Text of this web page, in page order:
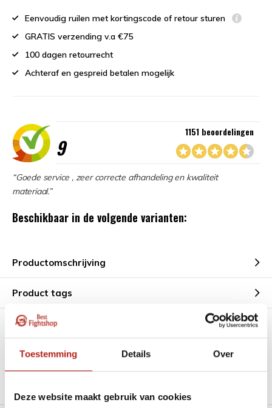
Toestemming Details Over
Deze website maakt gebruik van cookies
Eenvoudig ruilen met kortingscode of retour sturen
GRATIS verzending v.a €75
100 dagen retourrecht
Achteraf en gespreid betalen mogelijk
9
1151 beoordelingen
“Goede service , zeer correcte afhandeling en kwaliteit
materiaal.”
Beschikbaar in de volgende varianten:
Productomschrijving
Product tags
Heb je een vraag over dit product?
Stel je vraag in de Chat voor een snel antwoord 24/7
Stel je vraag